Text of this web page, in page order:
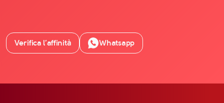
Verifica l’affinità Whatsapp